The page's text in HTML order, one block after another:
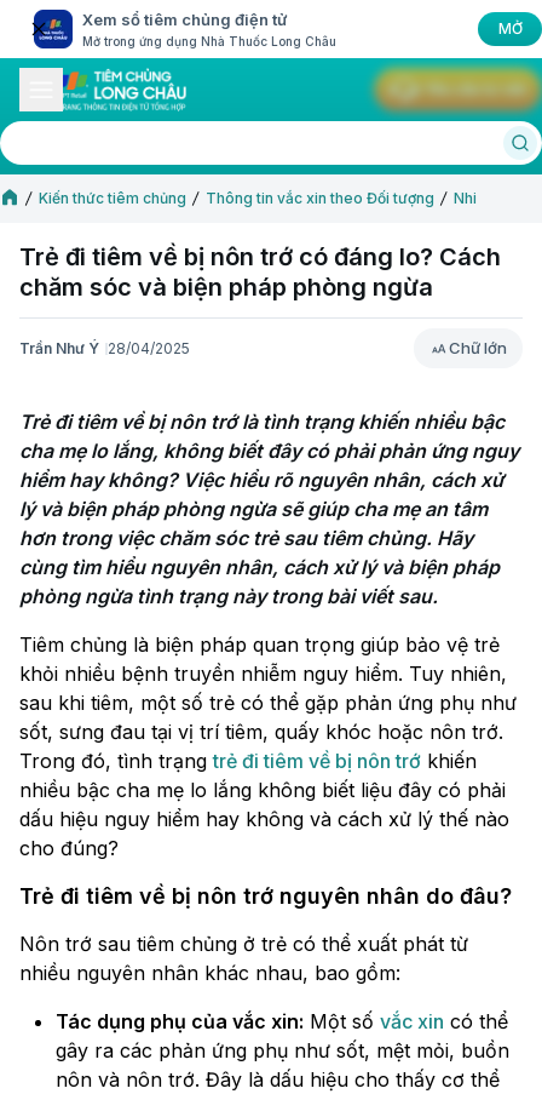
Xem sổ tiêm chủng điện tử
Mở trong ứng dụng Nhà Thuốc Long Châu
MỞ
Kiến thức tiêm chủng Thông tin vắc xin theo Đối tượng Nhi
Trẻ đi tiêm về bị nôn trớ có đáng lo? Cách
chăm sóc và biện pháp phòng ngừa
Trần Như Ý 28/04/2025 Chữ lớn
Chữ lớn
Trẻ đi tiêm về bị nôn trớ là tình trạng khiến nhiều bậc
cha mẹ lo lắng, không biết đây có phải phản ứng nguy
hiểm hay không? Việc hiểu rõ nguyên nhân, cách xử
lý và biện pháp phòng ngừa sẽ giúp cha mẹ an tâm
hơn trong việc chăm sóc trẻ sau tiêm chủng. Hãy
cùng tìm hiểu nguyên nhân, cách xử lý và biện pháp
phòng ngừa tình trạng này trong bài viết sau.
Tiêm chủng là biện pháp quan trọng giúp bảo vệ trẻ
khỏi nhiều bệnh truyền nhiễm nguy hiểm. Tuy nhiên,
sau khi tiêm, một số trẻ có thể gặp phản ứng phụ như
sốt, sưng đau tại vị trí tiêm, quấy khóc hoặc nôn trớ.
Trong đó, tình trạngtrẻ đi tiêm về bị nôn trớ khiến
nhiều bậc cha mẹ lo lắng không biết liệu đây có phải
dấu hiệu nguy hiểm hay không và cách xử lý thế nào
cho đúng?
Trẻ đi tiêm về bị nôn trớ nguyên nhân do đâu?
Nôn trớ sau tiêm chủng ở trẻ có thể xuất phát từ
nhiều nguyên nhân khác nhau, bao gồm:
Tác dụng phụ của vắc xin: Một số vắc xin có thể
gây ra các phản ứng phụ như sốt, mệt mỏi, buồn
nôn và nôn trớ. Đây là dấu hiệu cho thấy cơ thể